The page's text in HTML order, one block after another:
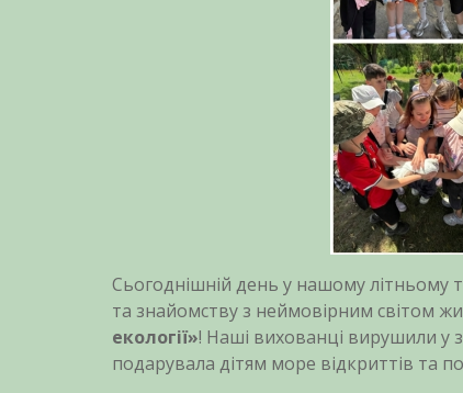
Сьогоднішній день у нашому літньому
та знайомству з неймовірним світом
екології»! Наші вихованці вирушили у
подарувала дітям море відкриттів та